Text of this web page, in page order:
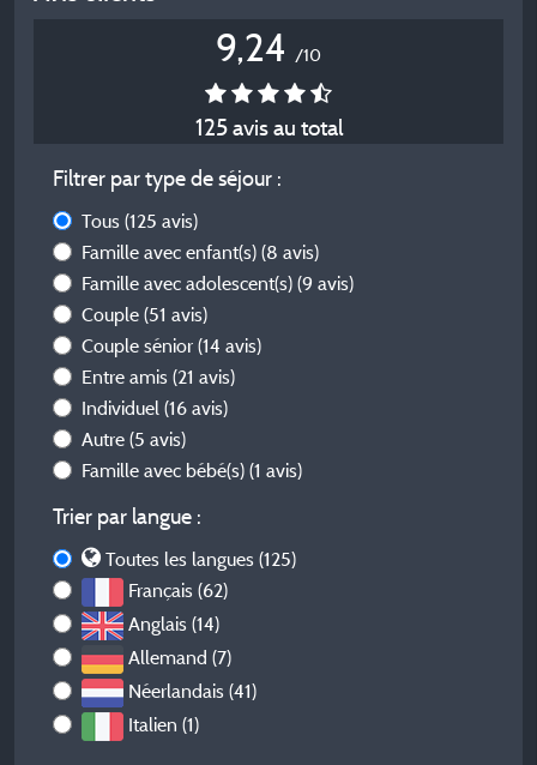
9,24 /10
125 avis au total
Filtrer par type de séjour :
Tous (125 avis)
Famille avec enfant(s) (8 avis)
Famille avec adolescent(s) (9 avis)
Couple (51 avis)
Couple sénior (14 avis)
Entre amis (21 avis)
Individuel (16 avis)
Autre (5 avis)
Famille avec bébé(s) (1 avis)
Trier par langue :
Toutes les langues (125)
Français (62)
Anglais (14)
Allemand (7)
Néerlandais (41)
Italien (1)